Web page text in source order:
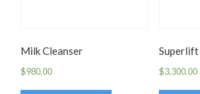
Milk Cleanser
$980.00
Superlift
$3,300.00